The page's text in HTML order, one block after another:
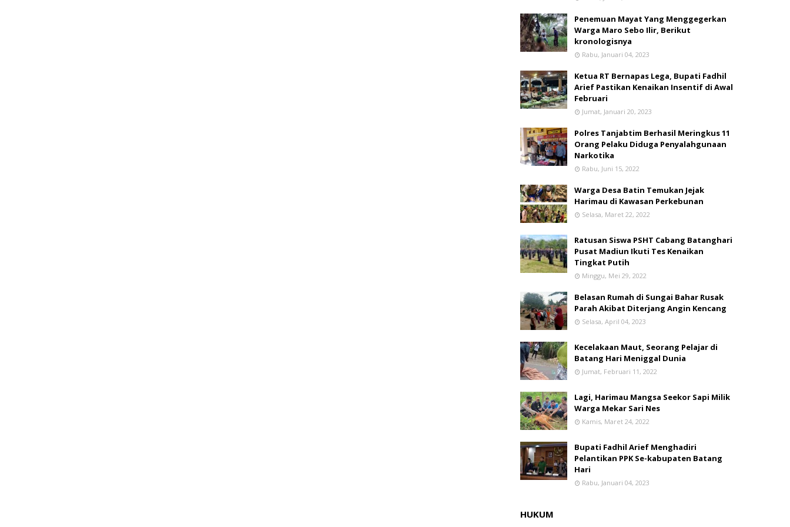
Penemuan Mayat Yang Menggegerkan
Warga Maro Sebo Ilir, Berikut
kronologisnya
Rabu, Januari 04, 2023
Ketua RT Bernapas Lega, Bupati Fadhil
Arief Pastikan Kenaikan Insentif di Awal
Februari
Jumat, Januari 20, 2023
Polres Tanjabtim Berhasil Meringkus 11
Orang Pelaku Diduga Penyalahgunaan
Narkotika
Rabu, Juni 15, 2022
Warga Desa Batin Temukan Jejak
Harimau di Kawasan Perkebunan
Selasa, Maret 22, 2022
Ratusan Siswa PSHT Cabang Batanghari
Pusat Madiun Ikuti Tes Kenaikan
Tingkat Putih
Minggu, Mei 29, 2022
Belasan Rumah di Sungai Bahar Rusak
Parah Akibat Diterjang Angin Kencang
Selasa, April 04, 2023
Kecelakaan Maut, Seorang Pelajar di
Batang Hari Meniggal Dunia
Jumat, Februari 11, 2022
Lagi, Harimau Mangsa Seekor Sapi Milik
Warga Mekar Sari Nes
Kamis, Maret 24, 2022
Bupati Fadhil Arief Menghadiri
Pelantikan PPK Se-kabupaten Batang
Hari
Rabu, Januari 04, 2023
HUKUM